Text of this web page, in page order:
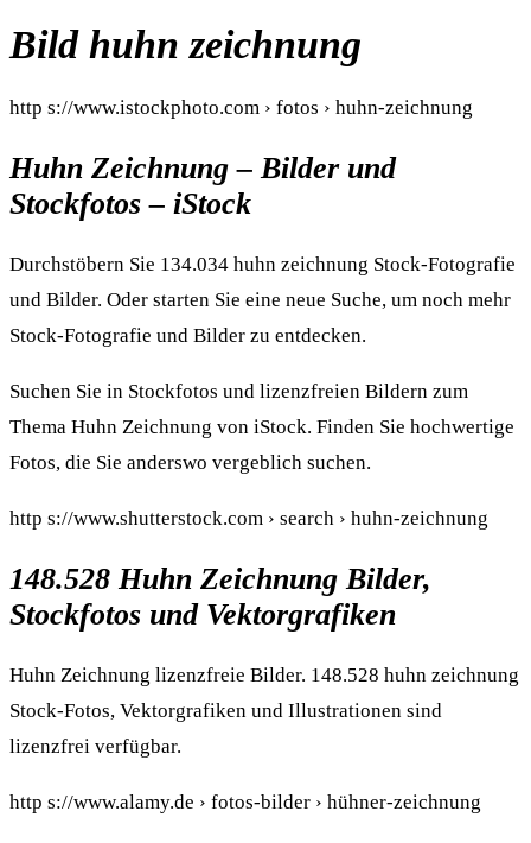
Bild huhn zeichnung
http s://www.istockphoto.com › fotos › huhn-zeichnung
Huhn Zeichnung – Bilder und
Stockfotos – iStock
Durchstöbern Sie 134.034 huhn zeichnung Stock-Fotografie
und Bilder. Oder starten Sie eine neue Suche, um noch mehr
Stock-Fotografie und Bilder zu entdecken.
Suchen Sie in Stockfotos und lizenzfreien Bildern zum
Thema Huhn Zeichnung von iStock. Finden Sie hochwertige
Fotos, die Sie anderswo vergeblich suchen.
http s://www.shutterstock.com › search › huhn-zeichnung
148.528 Huhn Zeichnung Bilder,
Stockfotos und Vektorgrafiken
Huhn Zeichnung lizenzfreie Bilder. 148.528 huhn zeichnung
Stock-Fotos, Vektorgrafiken und Illustrationen sind
lizenzfrei verfügbar.
http s://www.alamy.de › fotos-bilder › hühner-zeichnung